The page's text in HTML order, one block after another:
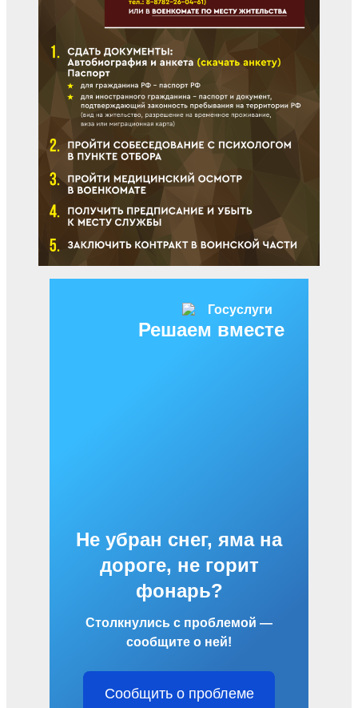
Решаем вместе
Не убран снег, яма на
дороге, не горит
фонарь?
Столкнулись с проблемой —
сообщите о ней!
Сообщить о проблеме